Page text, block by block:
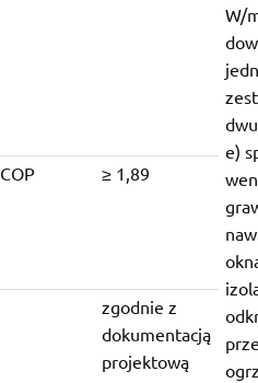
W/
e)
COP ≥ 1,89
zgodnie z
dokumentacją
projektową